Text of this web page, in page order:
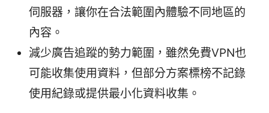
伺服器，讓你在合法範圍內體驗不同地區的
內容。
減少廣告追蹤的勢力範圍，雖然免費VPN也
可能收集使用資料，但部分方案標榜不記錄
使用紀錄或提供最小化資料收集。